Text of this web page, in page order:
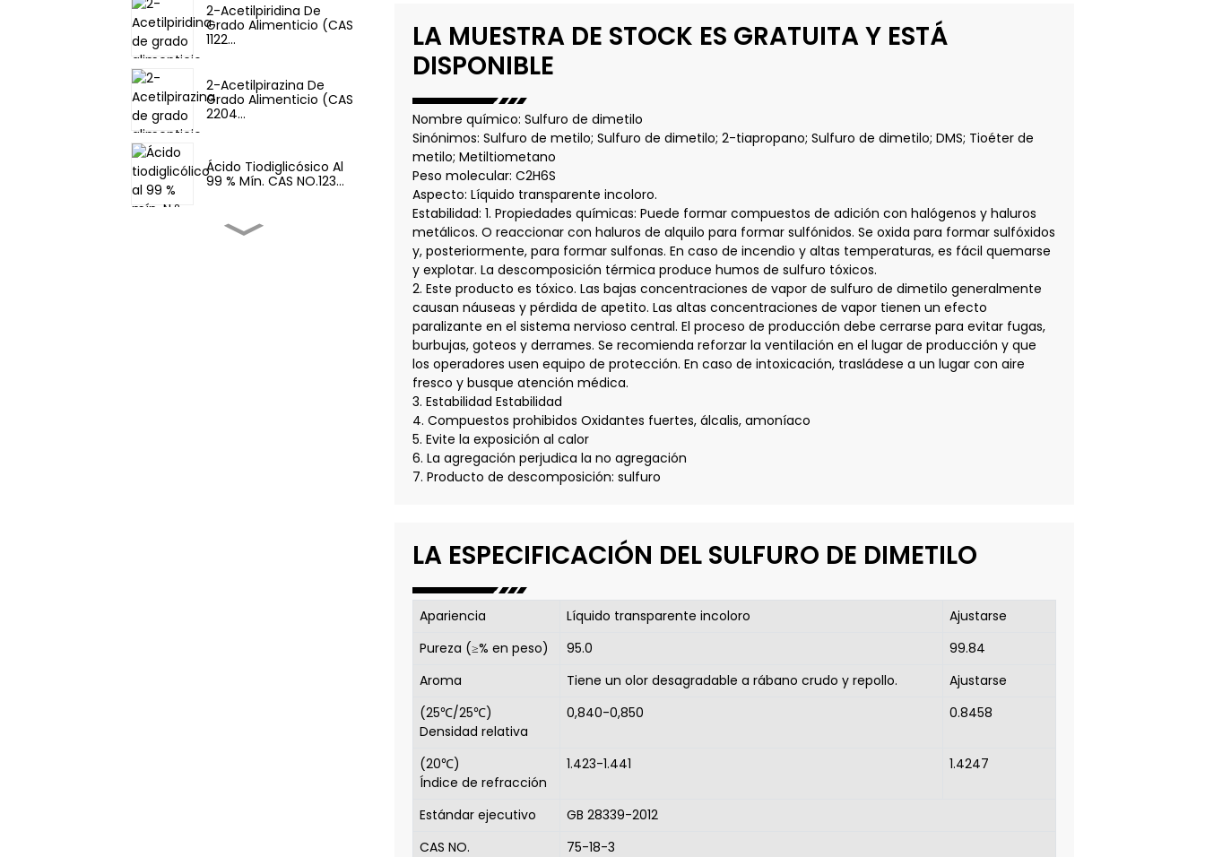
2-Acetilpiridina De
Grado Alimenticio (CAS
1122...
2-Acetilpirazina De
Grado Alimenticio (CAS
2204...
Ácido Tiodiglicósico Al
99 % Mín. CAS NO.123...
Sabores Y Fragancias-
LA MUESTRA DE STOCK ES GRATUITA Y ESTÁ
DISPONIBLE
Nombre químico: Sulfuro de dimetilo
Sinónimos: Sulfuro de metilo; Sulfuro de dimetilo; 2-tiapropano; Sulfuro de dimetilo; DMS; Tioéter de
metilo; Metiltiometano
Peso molecular: C2H6S
Aspecto: Líquido transparente incoloro.
Estabilidad: 1. Propiedades químicas: Puede formar compuestos de adición con halógenos y haluros
metálicos. O reaccionar con haluros de alquilo para formar sulfónidos. Se oxida para formar sulfóxidos
y, posteriormente, para formar sulfonas. En caso de incendio y altas temperaturas, es fácil quemarse
y explotar. La descomposición térmica produce humos de sulfuro tóxicos.
2. Este producto es tóxico. Las bajas concentraciones de vapor de sulfuro de dimetilo generalmente
causan náuseas y pérdida de apetito. Las altas concentraciones de vapor tienen un efecto
paralizante en el sistema nervioso central. El proceso de producción debe cerrarse para evitar fugas,
burbujas, goteos y derrames. Se recomienda reforzar la ventilación en el lugar de producción y que
los operadores usen equipo de protección. En caso de intoxicación, trasládese a un lugar con aire
fresco y busque atención médica.
3. Estabilidad Estabilidad
4. Compuestos prohibidos Oxidantes fuertes, álcalis, amoníaco
5. Evite la exposición al calor
6. La agregación perjudica la no agregación
7. Producto de descomposición: sulfuro
LA ESPECIFICACIÓN DEL SULFURO DE DIMETILO
Apariencia Líquido transparente incoloro
Ajustarse
Pureza (≥% en peso)
95.0
99.84
Aroma
Tiene un olor desagradable a rábano crudo y repollo.
Ajustarse
(25℃/25℃)
Densidad relativa
0,840-0,850 0.8458
(20℃)
Índice de refracción
1.423-1.441 1.4247
Estándar ejecutivo
GB 28339-2012
CAS NO.
75-18-3